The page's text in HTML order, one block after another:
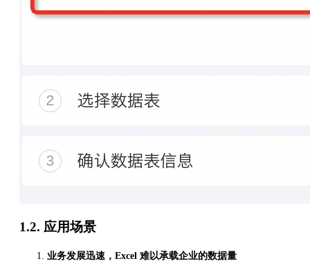
1.2. 应用场景
业务发展迅速，Excel 难以承载企业的数据量